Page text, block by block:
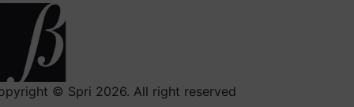
© Spri 2026. All right reserved